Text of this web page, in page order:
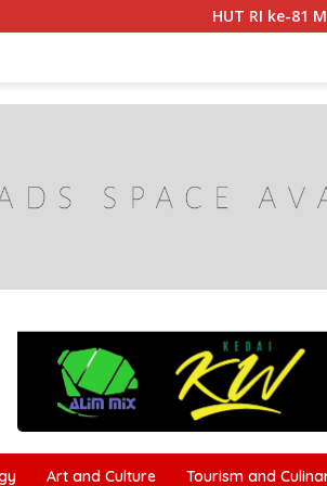
HUT RI ke-81 Makin
Art and Culture Tourism and